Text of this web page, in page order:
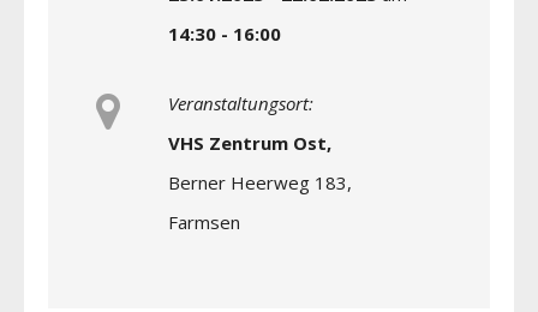
14:30 - 16:00
Veranstaltungsort:
VHS Zentrum Ost,
Berner Heerweg 183,
Farmsen